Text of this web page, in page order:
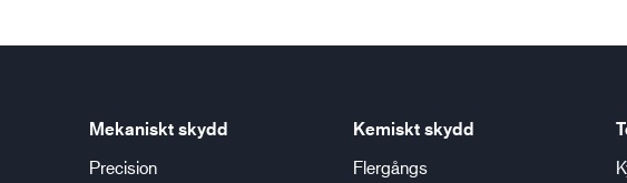
Mekaniskt skydd
Precision
Kemiskt skydd
Flergångs